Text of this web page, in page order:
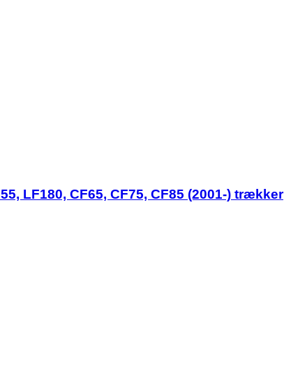
LF180, CF65, CF75, CF85 (2001-) trækker